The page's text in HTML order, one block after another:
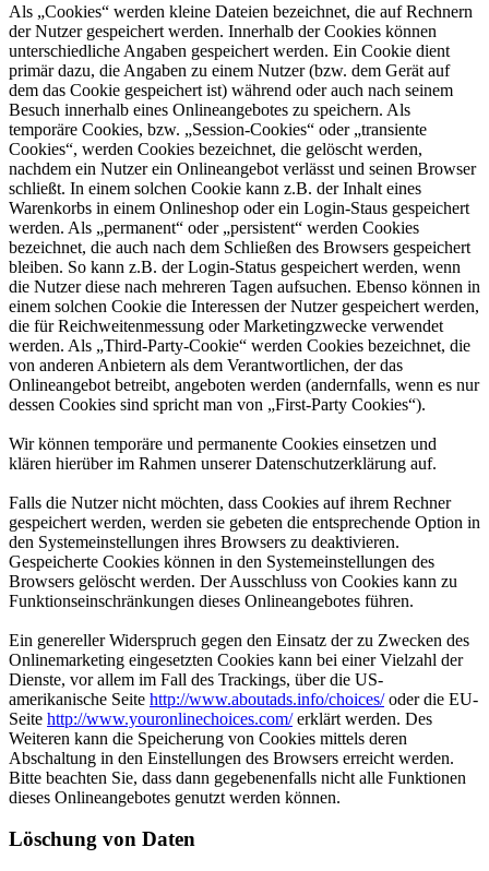
Als „Cookies“ werden kleine Dateien bezeichnet, die auf Rechnern
der Nutzer gespeichert werden. Innerhalb der Cookies können
unterschiedliche Angaben gespeichert werden. Ein Cookie dient
primär dazu, die Angaben zu einem Nutzer (bzw. dem Gerät auf
dem das Cookie gespeichert ist) während oder auch nach seinem
Besuch innerhalb eines Onlineangebotes zu speichern. Als
temporäre Cookies, bzw. „Session-Cookies“ oder „transiente
Cookies“, werden Cookies bezeichnet, die gelöscht werden,
nachdem ein Nutzer ein Onlineangebot verlässt und seinen Browser
schließt. In einem solchen Cookie kann z.B. der Inhalt eines
Warenkorbs in einem Onlineshop oder ein Login-Staus gespeichert
werden. Als „permanent“ oder „persistent“ werden Cookies
bezeichnet, die auch nach dem Schließen des Browsers gespeichert
bleiben. So kann z.B. der Login-Status gespeichert werden, wenn
die Nutzer diese nach mehreren Tagen aufsuchen. Ebenso können in
einem solchen Cookie die Interessen der Nutzer gespeichert werden,
die für Reichweitenmessung oder Marketingzwecke verwendet
werden. Als „Third-Party-Cookie“ werden Cookies bezeichnet, die
von anderen Anbietern als dem Verantwortlichen, der das
Onlineangebot betreibt, angeboten werden (andernfalls, wenn es nur
dessen Cookies sind spricht man von „First-Party Cookies“).
Wir können temporäre und permanente Cookies einsetzen und
klären hierüber im Rahmen unserer Datenschutzerklärung auf.
Falls die Nutzer nicht möchten, dass Cookies auf ihrem Rechner
gespeichert werden, werden sie gebeten die entsprechende Option in
den Systemeinstellungen ihres Browsers zu deaktivieren.
Gespeicherte Cookies können in den Systemeinstellungen des
Browsers gelöscht werden. Der Ausschluss von Cookies kann zu
Funktionseinschränkungen dieses Onlineangebotes führen.
Ein genereller Widerspruch gegen den Einsatz der zu Zwecken des
Onlinemarketing eingesetzten Cookies kann bei einer Vielzahl der
Dienste, vor allem im Fall des Trackings, über die US-
amerikanische Seite http://www.aboutads.info/choices/oder die EU-
Seite http://www.youronlinechoices.com/erklärt werden. Des
Weiteren kann die Speicherung von Cookies mittels deren
Abschaltung in den Einstellungen des Browsers erreicht werden.
Bitte beachten Sie, dass dann gegebenenfalls nicht alle Funktionen
dieses Onlineangebotes genutzt werden können.
Löschung von Daten